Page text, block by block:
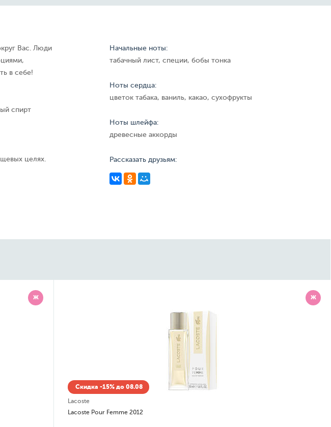
Вас. Люди
в себе!
спирт
целях.
Начальные ноты:
табачный лист, специи, бобы тонка
Ноты сердца:
цветок табака, ваниль, какао, сухофрукты
Ноты шлейфа:
древесные аккорды
Рассказать друзьям:
Ж Ж
Скидка -15% до 08.08
Lacoste
Lacoste Pour Femme 2012